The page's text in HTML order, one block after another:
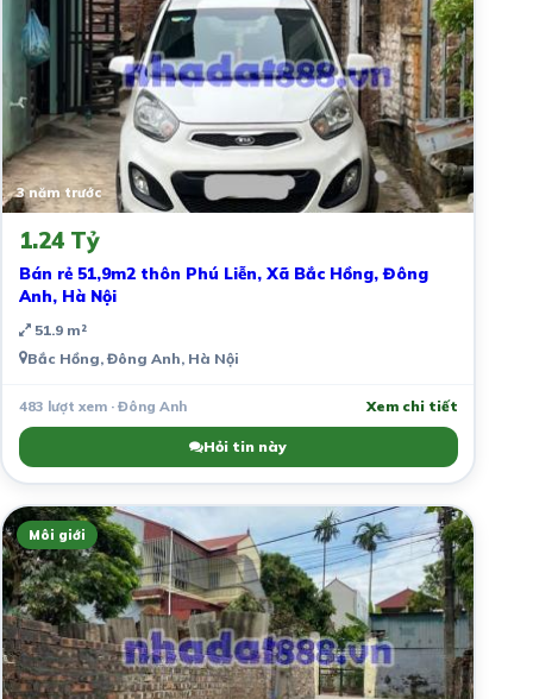
3 năm trước
1.24 Tỷ
Bán rẻ 51,9m2 thôn Phú Liễn, Xã Bắc Hồng, Đông
Anh, Hà Nội
51.9 m²
Bắc Hồng, Đông Anh, Hà Nội
483 lượt xem · Đông Anh Xem chi tiết
Hỏi tin này
Môi giới